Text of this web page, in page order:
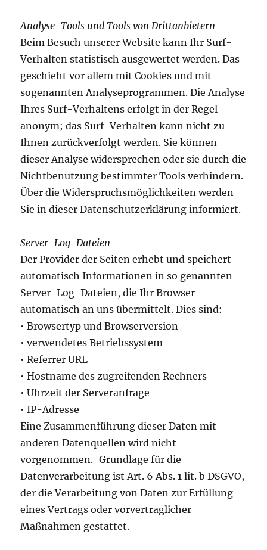
Analyse-Tools und Tools von Drittanbietern
Beim Besuch unserer Website kann Ihr Surf-
Verhalten statistisch ausgewertet werden. Das
geschieht vor allem mit Cookies und mit
sogenannten Analyseprogrammen. Die Analyse
Ihres Surf-Verhaltens erfolgt in der Regel
anonym; das Surf-Verhalten kann nicht zu
Ihnen zurückverfolgt werden. Sie können
dieser Analyse widersprechen oder sie durch die
Nichtbenutzung bestimmter Tools verhindern.
Über die Widerspruchsmöglichkeiten werden
Sie in dieser Datenschutzerklärung informiert.
Server-Log-Dateien
Der Provider der Seiten erhebt und speichert
automatisch Informationen in so genannten
Server-Log-Dateien, die Ihr Browser
automatisch an uns übermittelt. Dies sind:
• Browsertyp und Browserversion
• verwendetes Betriebssystem
• Referrer URL
• Hostname des zugreifenden Rechners
• Uhrzeit der Serveranfrage
• IP-Adresse
Eine Zusammenführung dieser Daten mit
anderen Datenquellen wird nicht
vorgenommen. Grundlage für die
Datenverarbeitung ist Art. 6 Abs. 1 lit. b DSGVO,
der die Verarbeitung von Daten zur Erfüllung
eines Vertrags oder vorvertraglicher
Maßnahmen gestattet.